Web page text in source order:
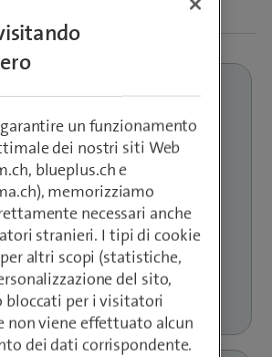
km di linea ferroviaria con 170
ogni anno
e disponibilità anche in
estreme
e sull'aumento
un funzionamento
dei nostri siti Web
blueplus.ch e
memorizziamo
necessari anche
stranieri. I tipi di cookie
altri scopi (statistiche,
del sito,
bloccati per i visitatori
non viene effettuato alcun
dei dati corrispondente.